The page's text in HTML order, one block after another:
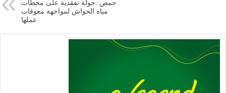
p
حمص..جولة تفقدية على محطات
مياه الحواش لمواجهة معوقات
عملها